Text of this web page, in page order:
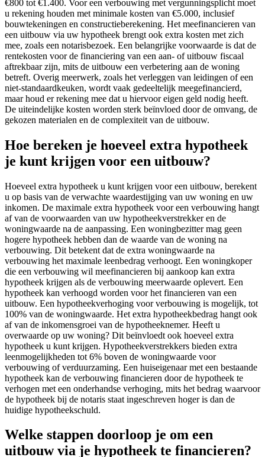
€800 tot €1.400. Voor een verbouwing met vergunningsplicht moet
u rekening houden met minimale kosten van €5.000, inclusief
bouwtekeningen en constructieberekening. Het meefinancieren van
een uitbouw via uw hypotheek brengt ook extra kosten met zich
mee, zoals een notarisbezoek. Een belangrijke voorwaarde is dat de
rentekosten voor de financiering van een aan- of uitbouw fiscaal
aftrekbaar zijn, mits de uitbouw een verbetering aan de woning
betreft. Overig meerwerk, zoals het verleggen van leidingen of een
niet-standaardkeuken, wordt vaak gedeeltelijk meegefinancierd,
maar houd er rekening mee dat u hiervoor eigen geld nodig heeft.
De uiteindelijke kosten worden sterk beïnvloed door de omvang, de
gekozen materialen en de complexiteit van de uitbouw.
Hoe bereken je hoeveel extra hypotheek
je kunt krijgen voor een uitbouw?
Hoeveel extra hypotheek u kunt krijgen voor een uitbouw, berekent
u op basis van de verwachte waardestijging van uw woning en uw
inkomen. De maximale extra hypotheek voor een verbouwing hangt
af van de voorwaarden van uw hypotheekverstrekker en de
woningwaarde na de aanpassing. Een woningbezitter mag geen
hogere hypotheek hebben dan de waarde van de woning na
verbouwing. Dit betekent dat de extra woningwaarde na
verbouwing het maximale leenbedrag verhoogt. Een woningkoper
die een verbouwing wil meefinancieren bij aankoop kan extra
hypotheek krijgen als de verbouwing meerwaarde oplevert. Een
hypotheek kan verhoogd worden voor het financieren van een
uitbouw. Een hypotheekverhoging voor verbouwing is mogelijk, tot
100% van de woningwaarde. Het extra hypotheekbedrag hangt ook
af van de inkomensgroei van de hypotheeknemer. Heeft u
overwaarde op uw woning? Dit beïnvloedt ook hoeveel extra
hypotheek u kunt krijgen. Hypotheekverstrekkers bieden extra
leenmogelijkheden tot 6% boven de woningwaarde voor
verbouwing of verduurzaming. Een huiseigenaar met een bestaande
hypotheek kan de verbouwing financieren door de hypotheek te
verhogen met een onderhandse verhoging, mits het bedrag waarvoor
de hypotheek bij de notaris staat ingeschreven hoger is dan de
huidige hypotheekschuld.
Welke stappen doorloop je om een
uitbouw via je hypotheek te financieren?